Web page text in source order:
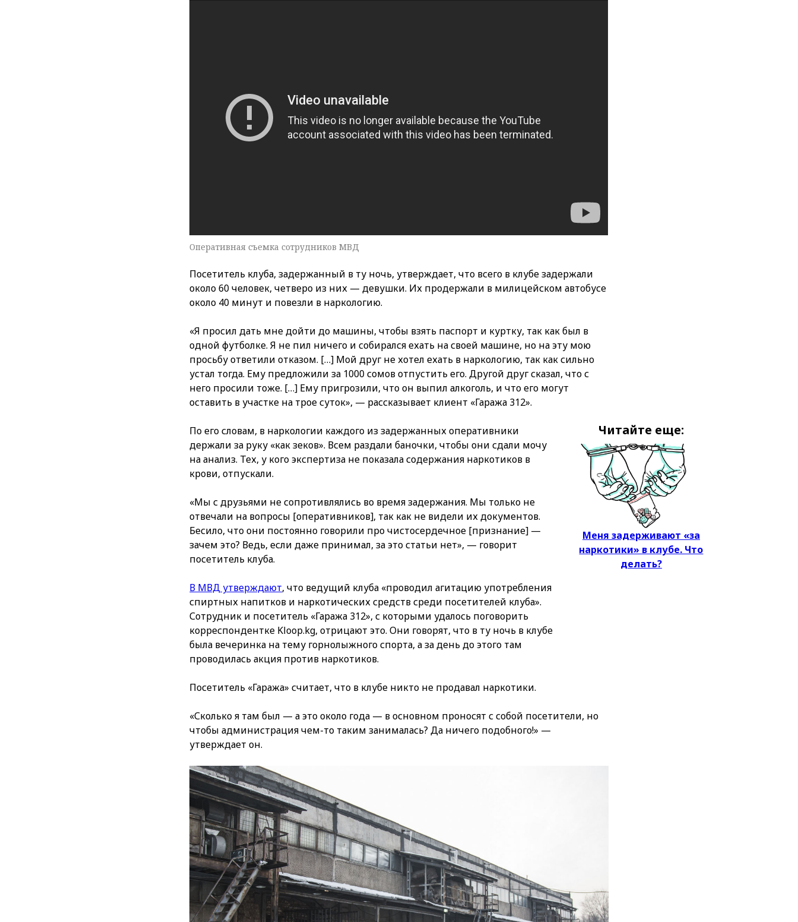
Оперативная съемка сотрудников МВД
Посетитель клуба, задержанный в ту ночь, утверждает, что всего в клубе задержали
около 60 человек, четверо из них — девушки. Их продержали в милицейском автобусе
около 40 минут и повезли в наркологию.
«Я просил дать мне дойти до машины, чтобы взять паспорт и куртку, так как был в
одной футболке. Я не пил ничего и собирался ехать на своей машине, но на эту мою
просьбу ответили отказом. […] Мой друг не хотел ехать в наркологию, так как сильно
устал тогда. Ему предложили за 1000 сомов отпустить его. Другой друг сказал, что с
него просили тоже. […] Ему пригрозили, что он выпил алкоголь, и что его могут
оставить в участке на трое суток», — рассказывает клиент «Гаража 312».
По его словам, в наркологии каждого из задержанных оперативники
держали за руку «как зеков». Всем раздали баночки, чтобы они сдали мочу
на анализ. Тех, у кого экспертиза не показала содержания наркотиков в
крови, отпускали.
«Мы с друзьями не сопротивлялись во время задержания. Мы только не
отвечали на вопросы [оперативников], так как не видели их документов.
Бесило, что они постоянно говорили про чистосердечное [признание] —
зачем это? Ведь, если даже принимал, за это статьи нет», — говорит
посетитель клуба.
В МВД утверждают, что ведущий клуба «проводил агитацию употребления
спиртных напитков и наркотических средств среди посетителей клуба».
Сотрудник и посетитель «Гаража 312», с которыми удалось поговорить
корреспондентке Kloop.kg, отрицают это. Они говорят, что в ту ночь в клубе
была вечеринка на тему горнолыжного спорта, а за день до этого там
проводилась акция против наркотиков.
Читайте еще:
Меня задерживают «за
наркотики» в клубе. Что
делать?
Посетитель «Гаража» считает, что в клубе никто не продавал наркотики.
«Сколько я там был — а это около года — в основном проносят с собой посетители, но
чтобы администрация чем-то таким занималась? Да ничего подобного!» —
утверждает он.